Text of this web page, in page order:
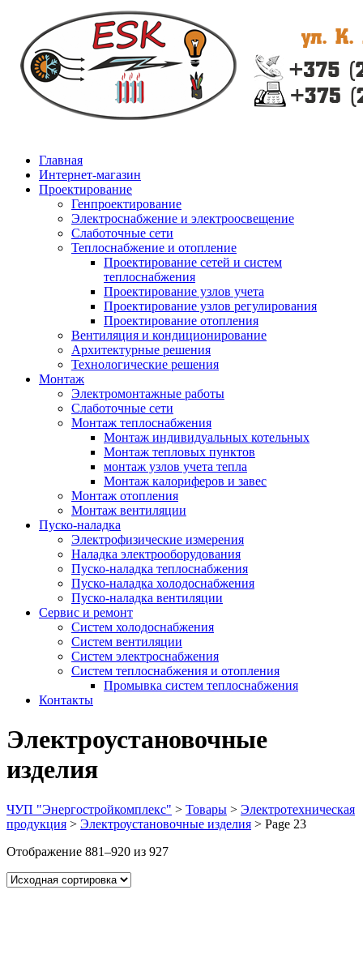
Главная
Интернет-магазин
Проектирование
Генпроектирование
Электроснабжение и электроосвещение
Слаботочные сети
Теплоснабжение и отопление
Проектирование сетей и систем
теплоснабжения
Проектирование узлов учета
Проектирование узлов регулирования
Проектирование отопления
Вентиляция и кондиционирование
Архитектурные решения
Технологические решения
Монтаж
Электромонтажные работы
Слаботочные сети
Монтаж теплоснабжения
Монтаж индивидуальных котельных
Монтаж тепловых пунктов
монтаж узлов учета тепла
Монтаж калориферов и завес
Монтаж отопления
Монтаж вентиляции
Пуско-наладка
Электрофизические измерения
Наладка электрооборудования
Пуско-наладка теплоснабжения
Пуско-наладка холодоснабжения
Пуско-наладка вентиляции
Сервис и ремонт
Систем холодоснабжения
Систем вентиляции
Систем электроснабжения
Систем теплоснабжения и отопления
Промывка систем теплоснабжения
Контакты
Электроустановочные
изделия
ЧУП "Энергостройкомплекс" > Товары > Электротехническая
продукция > Электроустановочные изделия > Page 23
Отображение 881–920 из 927